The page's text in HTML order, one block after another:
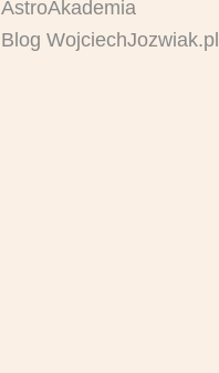
AstroAkademia
Blog WojciechJozwiak.pl